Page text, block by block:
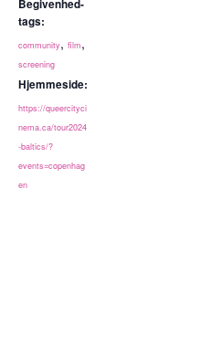
Begivenhed-
tags:
community, film,
screening
Hjemmeside:
https://queercityci
nema.ca/tour2024
-baltics/?
events=copenhag
en